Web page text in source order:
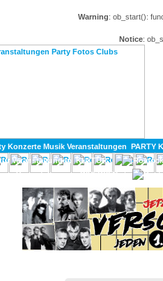
Warning: ob_start():
Notice:
PARTY
KULTUR
DIVERSES